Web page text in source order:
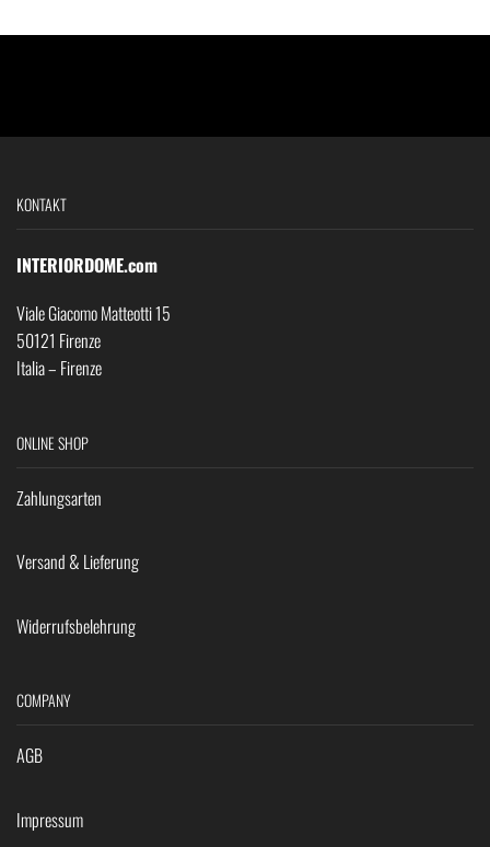
KONTAKT
INTERIORDOME.com
Viale Giacomo Matteotti 15
50121 Firenze
Italia – Firenze
ONLINE SHOP
Zahlungsarten
Versand & Lieferung
Widerrufsbelehrung
COMPANY
AGB
Impressum